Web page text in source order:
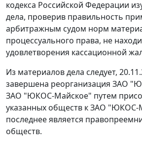
кодекса Российской Федерации
дела, проверив правильность
арбитражным судом норм
процессуального права, не
удовлетворения кассационной
Из материалов дела следует,
завершена реорганизация ЗАО
ЗАО "ЮКОС-Майское" путем
указанных обществ к ЗАО
последнее является
обществ.